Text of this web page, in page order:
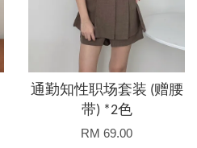
通勤知性职场套装 (赠腰
带) *2色
RM 69.00